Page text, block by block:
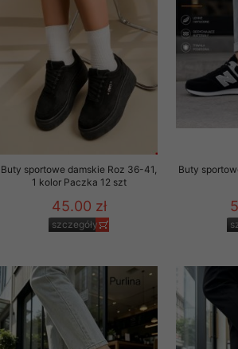
Buty sportowe damskie Roz 36-41,
1 kolor Paczka 12 szt
45.00 zł
szczegóły
Buty
Materiały reklamowo - promocyjne
szczególności newslettera
zawierającego akceptację na
naszym Sklepie. Materiały te dotyczą
Wszelkie pytania, wnioski i sugestie
osobowych prosimy zgłaszać na email